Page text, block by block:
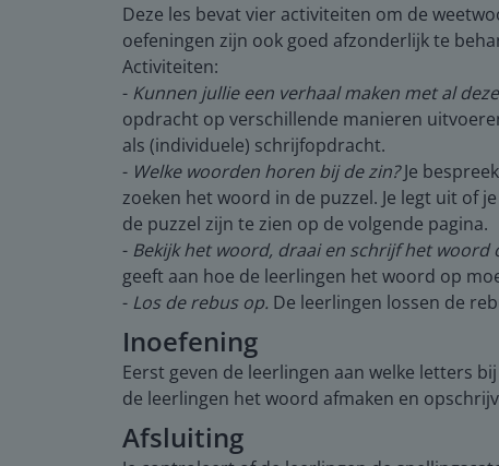
Deze les bevat vier activiteiten om de
oefeningen zijn ook goed afzonderlijk te
Activiteiten:
- Kunnen jullie een verhaal maken met al
opdracht op verschillende manieren
als (individuele) schrijfopdracht.
- Welke woorden horen bij de zin?Je
zoeken het woord in de puzzel. Je legt uit of
de puzzel zijn te zien op de volgende pagina.
- Bekijk het woord, draai en schrijf het woord
geeft aan hoe de leerlingen het woord op
- Los de rebus op. De leerlingen lossen de
Inoefening
Eerst geven de leerlingen aan welke letters
de leerlingen het woord afmaken en
Afsluiting